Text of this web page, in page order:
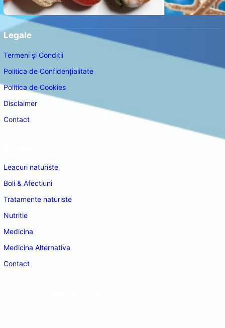
Legale
Termeni și Condiții
Politica de Confidențialitate
Politica de Cookies
Disclaimer
Contact
Leacuri naturiste
Boli & Afectiuni
Tratamente naturiste
Nutritie
Medicina
Medicina Alternativa
Contact